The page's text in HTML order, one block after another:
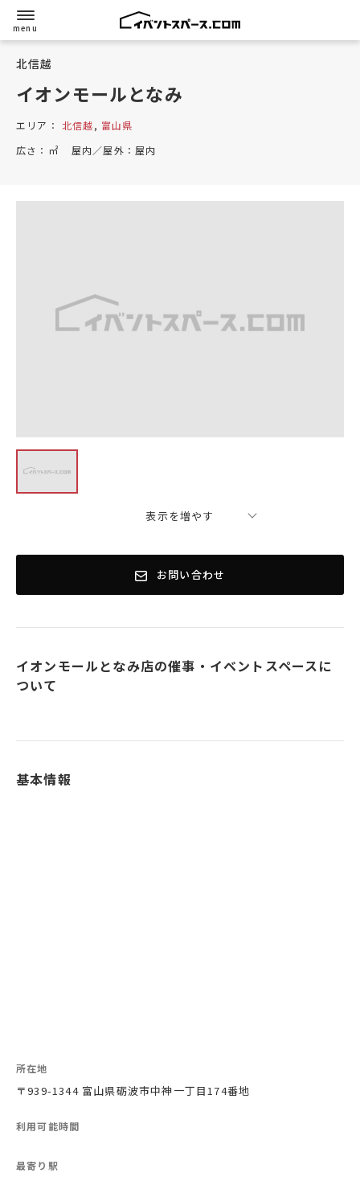
北信越
イオンモールとなみ
エリア： 北信越, 富山県
広さ： ㎡ 屋内／屋外： 屋内
表示を増やす
お問い合わせ
イオンモールとなみ店の催事・イベントスペースに
ついて
基本情報
所在地
〒939-1344 富山県砺波市中神一丁目174番地
利用可能時間
最寄り駅